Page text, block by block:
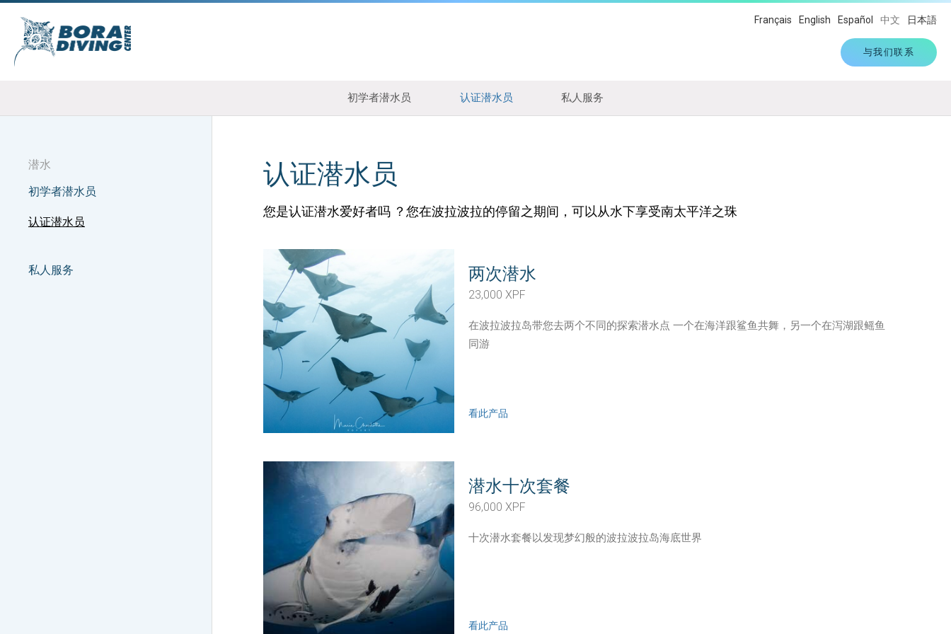
与我们联系
Français English Español 中文 日本語
初学者潜水员 认证潜水员 私人服务
潜水
初学者潜水员
认证潜水员
私人服务
认证潜水员
您是认证潜水爱好者吗 ？您在波拉波拉的停留之期间，可以从水下享受南太平洋之珠
两次潜水
23,000 XPF
在波拉波拉岛带您去两个不同的探索潜水点 一个在海洋跟鲨鱼共舞，另一个在泻湖跟鳐鱼
同游
看此产品
潜水十次套餐
96,000 XPF
十次潜水套餐以发现梦幻般的波拉波拉岛海底世界
看此产品